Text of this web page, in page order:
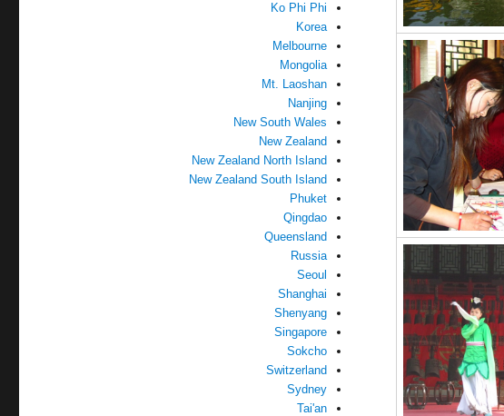
Ko Phi Phi
Korea
Melbourne
Mongolia
Mt. Laoshan
Nanjing
New South Wales
New Zealand
New Zealand North Island
New Zealand South Island
Phuket
Qingdao
Queensland
Russia
Seoul
Shanghai
Shenyang
Singapore
Sokcho
Switzerland
Sydney
Tai'an